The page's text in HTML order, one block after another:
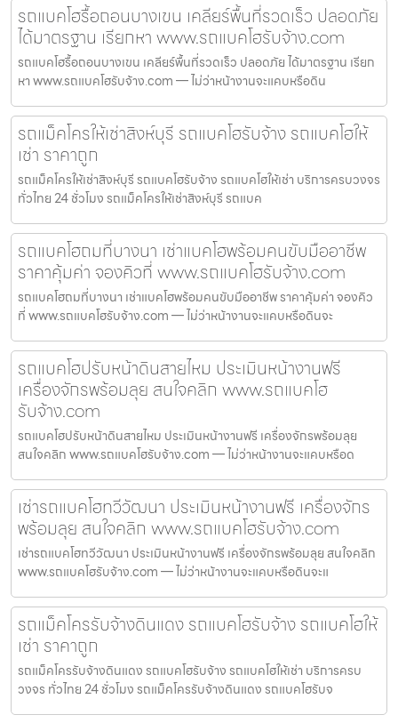
รถแบคโฮรื้อถอนบางเขน เคลียร์พื้นที่รวดเร็ว ปลอดภัย
ได้มาตรฐาน เรียกหา www.รถแบคโฮรับจ้าง.com
รถแบคโฮรื้อถอนบางเขน เคลียร์พื้นที่รวดเร็ว ปลอดภัย ได้มาตรฐาน เรียก
หา www.รถแบคโฮรับจ้าง.com — ไม่ว่าหน้างานจะแคบหรือดิน
รถแม็คโครให้เช่าสิงห์บุรี รถแบคโฮรับจ้าง รถแบคโฮให้
เช่า ราคาถูก
รถแม็คโครให้เช่าสิงห์บุรี รถแบคโฮรับจ้าง รถแบคโฮให้เช่า บริการครบวงจร
ทั่วไทย 24 ชั่วโมง รถแม็คโครให้เช่าสิงห์บุรี รถแบค
รถแบคโฮถมที่บางนา เช่าแบคโฮพร้อมคนขับมืออาชีพ
ราคาคุ้มค่า จองคิวที่ www.รถแบคโฮรับจ้าง.com
รถแบคโฮถมที่บางนา เช่าแบคโฮพร้อมคนขับมืออาชีพ ราคาคุ้มค่า จองคิว
ที่ www.รถแบคโฮรับจ้าง.com — ไม่ว่าหน้างานจะแคบหรือดินจะ
รถแบคโฮปรับหน้าดินสายไหม ประเมินหน้างานฟรี
เครื่องจักรพร้อมลุย สนใจคลิก www.รถแบคโฮ
รับจ้าง.com
รถแบคโฮปรับหน้าดินสายไหม ประเมินหน้างานฟรี เครื่องจักรพร้อมลุย
สนใจคลิก www.รถแบคโฮรับจ้าง.com — ไม่ว่าหน้างานจะแคบหรือด
เช่ารถแบคโฮทวีวัฒนา ประเมินหน้างานฟรี เครื่องจักร
พร้อมลุย สนใจคลิก www.รถแบคโฮรับจ้าง.com
เช่ารถแบคโฮทวีวัฒนา ประเมินหน้างานฟรี เครื่องจักรพร้อมลุย สนใจคลิก
www.รถแบคโฮรับจ้าง.com — ไม่ว่าหน้างานจะแคบหรือดินจะแ
รถแม็คโครรับจ้างดินแดง รถแบคโฮรับจ้าง รถแบคโฮให้
เช่า ราคาถูก
รถแม็คโครรับจ้างดินแดง รถแบคโฮรับจ้าง รถแบคโฮให้เช่า บริการครบ
วงจร ทั่วไทย 24 ชั่วโมง รถแม็คโครรับจ้างดินแดง รถแบคโฮรับจ